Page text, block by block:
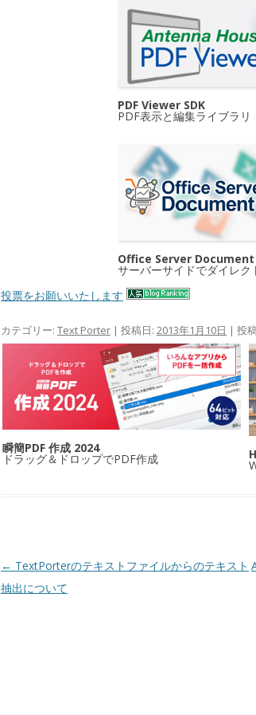
PDF Viewer SDK
PDF表示と編集ライブラリ
Office Server
サーバーサイドでダイレク
投票をお願いいたします
カテゴリー: Text Porter | 投稿日: 2013年1月10日 | 投
瞬簡PDF 作成 2024
ドラッグ＆ドロップでPDF作成
投稿ナビゲーション
← TextPorterのテキストファイルからのテキスト
抽出について